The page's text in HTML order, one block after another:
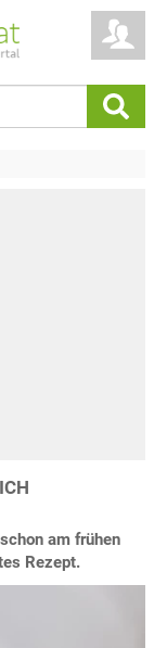
am frühen
Rezept.